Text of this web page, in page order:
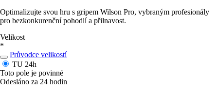
Optimalizujte svou hru s gripem Wilson Pro, vybraným profesionály
pro bezkonkurenční pohodlí a přilnavost.
Velikost
*
Průvodce velikostí
TU 24h
Toto pole je povinné
Odesláno za 24 hodin